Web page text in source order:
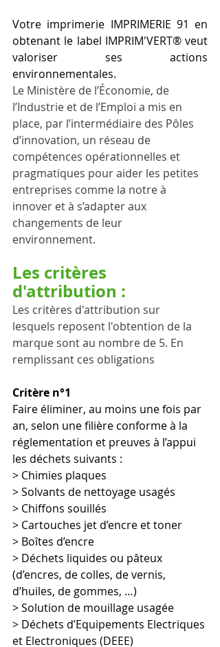
Votre imprimerie IMPRIMERIE 91 en
obtenant le label IMPRIM'VERT® veut
valoriser ses actions
environnementales.
Le Ministère de l’Économie, de
l’Industrie et de l’Emploi a mis en
place, par l’intermédiaire des Pôles
d’innovation, un réseau de
compétences opérationnelles et
pragmatiques pour aider les petites
entreprises comme la notre à
innover et à s’adapter aux
changements de leur
environnement.
Les critères
d'attribution :
Les critères d'attribution sur
lesquels reposent l'obtention de la
marque sont au nombre de 5. En
remplissant ces obligations
Critère n°1
Faire éliminer, au moins une fois par
an, selon une filière conforme à la
réglementation et preuves à l’appui
les déchets suivants :
> Chimies plaques
> Solvants de nettoyage usagés
> Chiffons souillés
> Cartouches jet d’encre et toner
> Boîtes d’encre
> Déchets liquides ou pâteux
(d’encres, de colles, de vernis,
d’huiles, de gommes, …)
> Solution de mouillage usagée
> Déchets d’Equipements Electriques
et Electroniques (DEEE)